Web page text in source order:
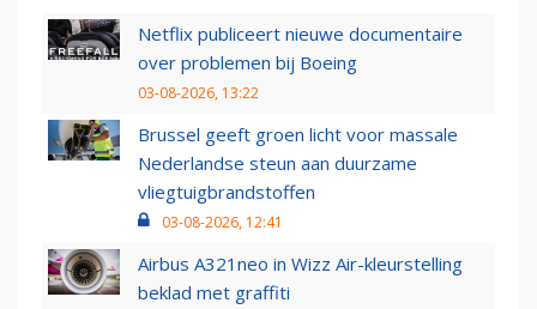
Netflix publiceert nieuwe documentaire
over problemen bij Boeing
03-08-2026, 13:22
Brussel geeft groen licht voor massale
Nederlandse steun aan duurzame
vliegtuigbrandstoffen
03-08-2026, 12:41
Airbus A321neo in Wizz Air-kleurstelling
beklad met graffiti